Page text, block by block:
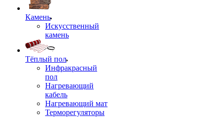
Камень
Искусственный
камень
Тёплый пол
Инфракрасный
пол
Нагревающий
кабель
Нагревающий мат
Терморегуляторы